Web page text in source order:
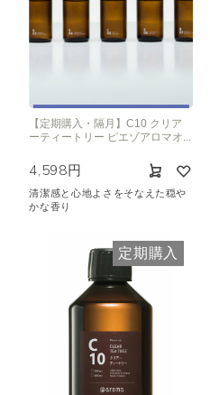
【定期購入・隔月】C10 クリア
ーティートリー ピエゾアロマオ...
4,598円
清潔感と心地よさをそなえた穏や
かな香り
定期購入